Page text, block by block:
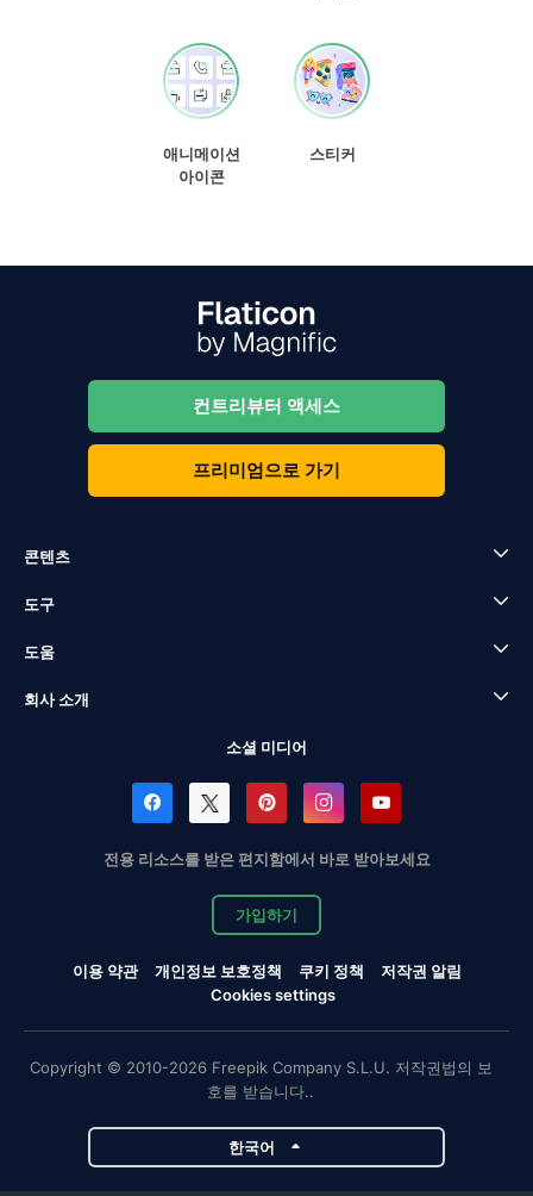
애니메이션
아이콘
스티커
컨트리뷰터 액세스
프리미엄으로 가기
콘텐츠
도구
도움
회사 소개
소셜 미디어
전용 리소스를 받은 편지함에서 바로 받아보세요
가입하기
이용 약관 개인정보 보호정책 쿠키 정책
저작권 알림
Cookies settings
Copyright © 2010-2026 Freepik Company S.L.U. 저작권법의 보
호를 받습니다..
한국어